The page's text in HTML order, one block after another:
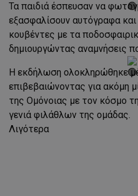
Τα παιδιά έσπευσαν να
εξασφαλίσουν αυτόγραφα
κουβέντες με τα
δημιουργώντας αναμνήσεις
Η εκδήλωση ολοκληρώθηκε
επιβεβαιώνοντας για ακόμη
της Ομόνοιας με τον κόσμο
γενιά φιλάθλων της ομάδας.
Λιγότερα